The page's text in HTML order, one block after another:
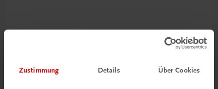
Zustimmung Details Über Cookies